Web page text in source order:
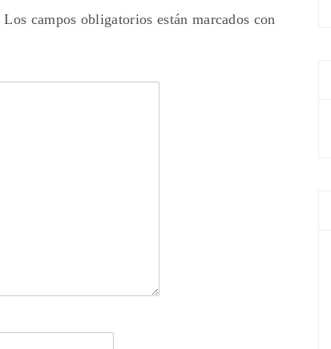
Los campos obligatorios están marcados con